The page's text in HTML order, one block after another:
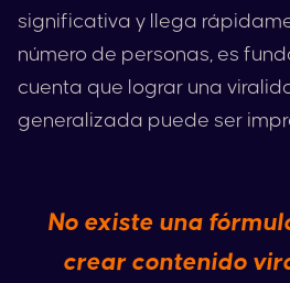
significativa y llega
número de personas, es
cuenta que lograr una
generalizada puede ser
No existe una
crear contenido